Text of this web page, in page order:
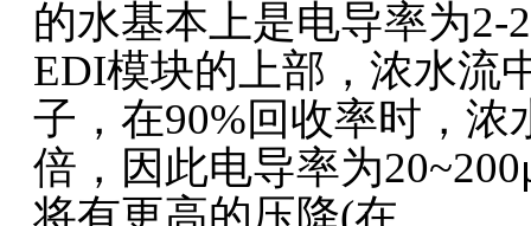
的水基本上是电导率为2-
EDI模块的上部，浓水流
子，在90%回收率时，
倍，因此电导率为
将有更高的压降(在